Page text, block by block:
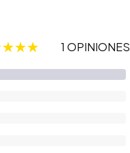
1 OPINIONES